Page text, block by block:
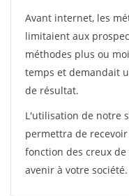
Avant internet, les
limitaient aux
méthodes plus ou
temps et demandait
de résultat.
L'utilisation de notre
permettra de
fonction des creux
avenir à votre société.